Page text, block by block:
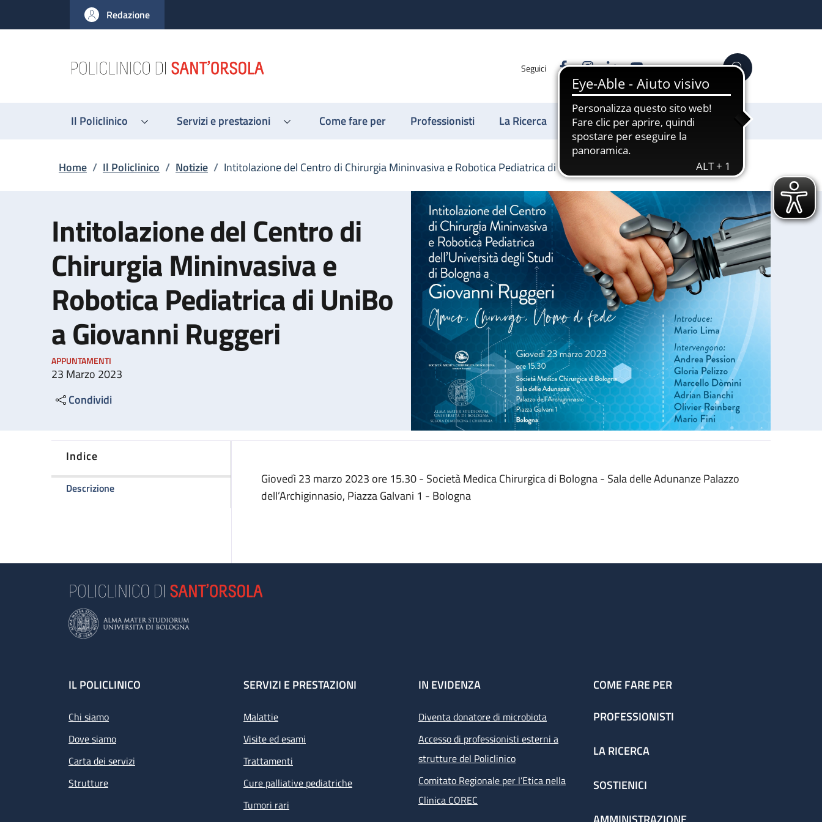
al contenuto principale
to footer content
Redazione
Seguici FacebookInstagram
LinkedinYouTube Cerca
Il Policlinico Servizi e prestazioni Come fare per Professionisti La Ricerca Sostienici
Briciole di pane
Home / Il Policlinico / Notizie / Intitolazione del Centro di Chirurgia Mininvasiva e Robotica Pediatrica di UniBo a Giovanni Ruggeri
Intitolazione del Centro di
Chirurgia Mininvasiva e
Robotica Pediatrica di UniBo
a Giovanni Ruggeri
APPUNTAMENTI
23 Marzo 2023
Condividi
Indice
Descrizionedella pagina Intitolazione del Centro di Chirurgia Mininvasiva e Robotica Pediatrica di UniBo a Giovanni Ruggeri
Giovedì 23 marzo 2023 ore 15.30 - Società Medica Chirurgica di Bologna - Sala delle Adunanze Palazzo
dell’Archiginnasio, Piazza Galvani 1 - Bologna
Footer
IL POLICLINICO
Chi siamo
Dove siamo
Carta dei servizi
Strutture
SERVIZI E PRESTAZIONI
Malattie
Visite ed esami
Trattamenti
Cure palliative pediatriche
Tumori rari
IN EVIDENZA
Diventa donatore di microbiota
Accesso di professionisti esterni a
strutture del Policlinico
Comitato Regionale per l’Etica nella
Clinica COREC
COME FARE PER
PROFESSIONISTI
LA RICERCA
SOSTIENICI